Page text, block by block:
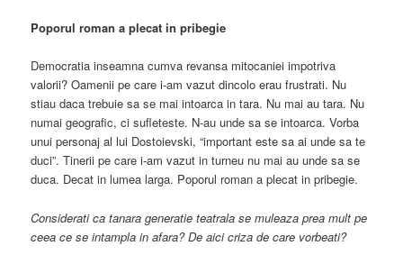
Poporul roman a plecat in pribegie
Democratia inseamna cumva revansa mitocaniei impotriva
valorii? Oamenii pe care i-am vazut dincolo erau frustrati. Nu
stiau daca trebuie sa se mai intoarca in tara. Nu mai au tara. Nu
numai geografic, ci sufleteste. N-au unde sa se intoarca. Vorba
unui personaj al lui Dostoievski, “important este sa ai unde sa te
duci”. Tinerii pe care i-am vazut in turneu nu mai au unde sa se
duca. Decat in lumea larga. Poporul roman a plecat in pribegie.
Considerati ca tanara generatie teatrala se muleaza prea mult pe
ceea ce se intampla in afara? De aici criza de care vorbeati?